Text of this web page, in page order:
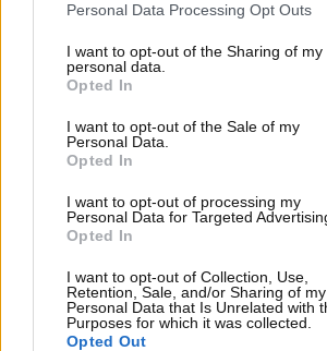
Personal Data Processing Opt Outs
I want to opt-out of the Sharing of my
personal data.
Opted In
I want to opt-out of the Sale of my
Personal Data.
Opted In
I want to opt-out of processing my
Personal Data for Targeted
Opted In
I want to opt-out of Collection, Use,
Retention, Sale, and/or Sharing of my
Personal Data that Is Unrelated with
Purposes for which it was collected.
Opted Out
ha confermato le buone sensazioni
registrate sul passo diPecco Bagnaia
della gara domenicale sul circuito
de Aragón. Il sorriso di Pecco alla
stato abbastanza lampante. Ecco le
Dall’Igna sul conto del pilota italiano.